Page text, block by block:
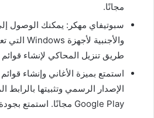
مجانًا.
سبوتيفاي مهكر: يمكنك الوصول
طريق تنزيل المحاكي لإنشاء
استمتع بميزة الأغاني وإنشاء
الإصدار الرسمي وتثبيتها
Google Play مجانًا. استمتع بجودة صوت مذهلة.